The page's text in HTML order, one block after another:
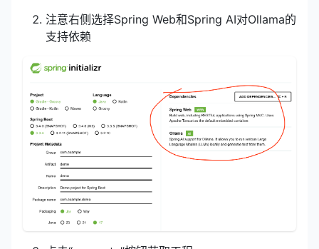
注意右侧选择Spring Web和Spring AI对Ollama的
支持依赖